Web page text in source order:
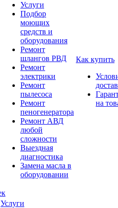
Услуги
Подбор
моющих
средств и
оборудования
Ремонт
шлангов РВД
Ремонт
электрики
Ремонт
пылесоса
Ремонт
пеногенератора
Ремонт АВД
любой
сложности
Выездная
диагностика
Замена масла в
оборудовании
Как купить
на
Услуги